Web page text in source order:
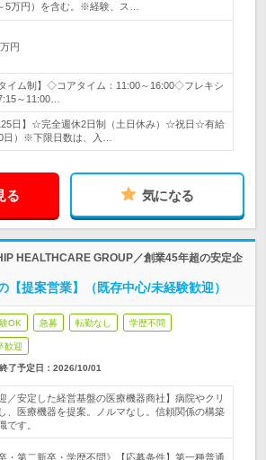
5万円）を含む。※経験、ス…
円
タイム制】◇コアタイム：11:00～16:00◇フレキシ
～11:00…
日】☆完全週休2日制（土日休み）☆祝日☆有給
日）※下限日数は、入…
る 気になる
HEALTHCARE GROUP／創業45年超の安定企
【提案営業】（既存中心/未経験歓迎）
OK 急募 転勤なし 学歴不問
歓迎
終了予定日： 2026/10/01
／安定した経営基盤の医療機器商社】病院やクリ
、医療機器を提案。ノルマなし。信頼関係の構築
です。
・第二新卒・学歴不問》【応募条件】第一種普通